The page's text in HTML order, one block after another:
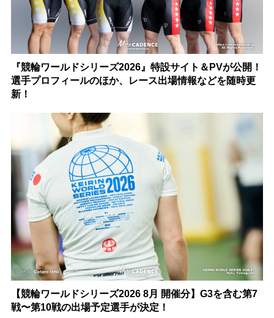
『競輪ワールドシリーズ2026』特設サイト＆PVが公開！
選手プロフィールのほか、レース出場情報などを随時更
新！
【競輪ワールドシリーズ2026 8月 開催分】G3を含む第7
戦〜第10戦の出場予定選手が決定！